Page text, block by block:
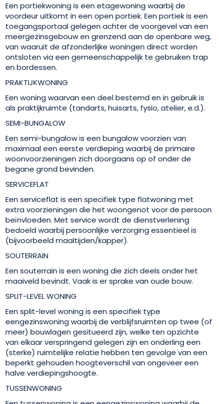
Een portiekwoning is een etagewoning waarbij de
voordeur uitkomt in een open portiek. Een portiek is een
toegangsportaal gelegen achter de voorgevel van een
meergezinsgebouw en grenzend aan de openbare weg,
van waaruit de afzonderlijke woningen direct worden
ontsloten via een gemeenschappelijk te gebruiken trap
en bordessen.
PRAKTIJKWONING
Een woning waarvan een deel bestemd en in gebruik is
als praktijkruimte (tandarts, huisarts, fysio, atelier, e.d.).
SEMI-BUNGALOW
Een semi-bungalow is een bungalow voorzien van
maximaal een eerste verdieping waarbij de primaire
woonvoorzieningen zich doorgaans op of onder de
begane grond bevinden.
SERVICEFLAT
Een serviceflat is een specifiek type flatwoning met
extra voorzieningen die het woongenot voor de persoon
beïnvloeden. Met service wordt de dienstverlening
bedoeld waarbij persoonlijke verzorging essentieel is
(bijvoorbeeld maaltijden/kapper).
SOUTERRAIN
Een souterrain is een woning die zich deels onder het
maaiveld bevindt. Vaak is er sprake van oude bouw.
SPLIT-LEVEL WONING
Een split-level woning is een specifiek type
eengezinswoning waarbij de verblijfsruimten op twee (of
meer) bouwlagen gesitueerd zijn, welke ten opzichte
van elkaar verspringend gelegen zijn en onderling een
(sterke) ruimtelijke relatie hebben ten gevolge van een
beperkt gehouden hoogteverschil van ongeveer een
halve verdiepingshoogte.
TUSSENWONING